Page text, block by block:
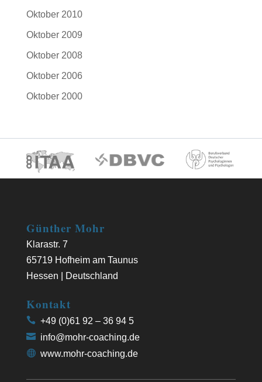
Oktober 2010
Oktober 2009
Oktober 2008
Oktober 2006
Oktober 2000
Günther Mohr
Klarastr. 7
65719 Hofheim am Taunus
Hessen | Deutschland
Kontakt
+49 (0)61 92 – 36 94 5
info@mohr-coaching.de
www.mohr-coaching.de